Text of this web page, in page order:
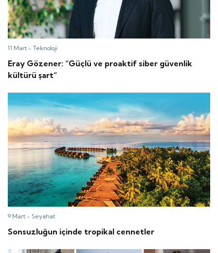
11 Mart -Teknoloji
Eray Gözener: “Güçlü ve proaktif siber güvenlik
kültürü şart”
9 Mart -Seyahat
Sonsuzluğun içinde tropikal cennetler